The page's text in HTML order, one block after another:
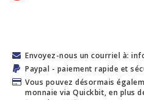
Envoyez-nous un courriel à:
Paypal - paiement rapide et
Vous pouvez désormais
monnaie via Quickbit, en plus